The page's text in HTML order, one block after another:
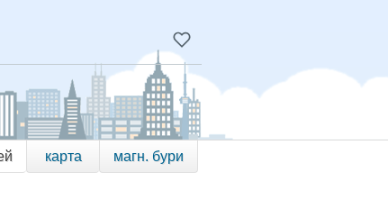
карта магн. бури